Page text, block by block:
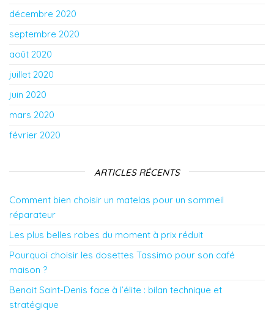
décembre 2020
septembre 2020
août 2020
juillet 2020
juin 2020
mars 2020
février 2020
ARTICLES RÉCENTS
Comment bien choisir un matelas pour un sommeil
réparateur
Les plus belles robes du moment à prix réduit
Pourquoi choisir les dosettes Tassimo pour son café
maison ?
Benoit Saint-Denis face à l’élite : bilan technique et
stratégique